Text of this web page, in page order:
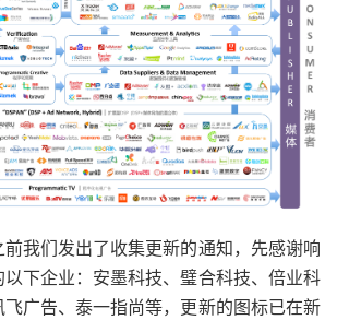
我们发出了收集更新的通知，先感谢响
下企业：安墨科技、璧合科技、倍业科
广告、泰一指尚等，更新的图标已在新